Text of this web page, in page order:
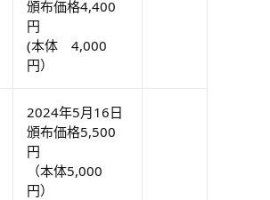
頒布価格4,400
円
(本体 4,000
円）
2024年5月16日
頒布価格5,500
円
（本体5,000
円）